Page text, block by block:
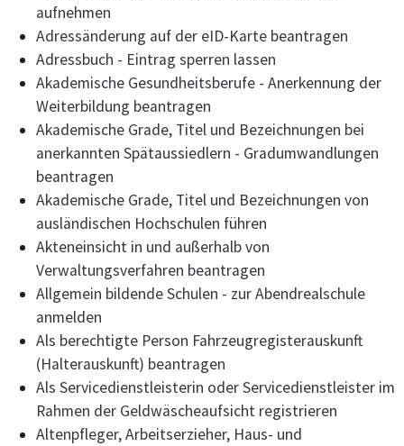
aufnehmen
Adressänderung auf der eID-Karte beantragen
Adressbuch - Eintrag sperren lassen
Akademische Gesundheitsberufe - Anerkennung der
Weiterbildung beantragen
Akademische Grade, Titel und Bezeichnungen bei
anerkannten Spätaussiedlern - Gradumwandlungen
beantragen
Akademische Grade, Titel und Bezeichnungen von
ausländischen Hochschulen führen
Akteneinsicht in und außerhalb von
Verwaltungsverfahren beantragen
Allgemein bildende Schulen - zur Abendrealschule
anmelden
Als berechtigte Person Fahrzeugregisterauskunft
(Halterauskunft) beantragen
Als Servicedienstleisterin oder Servicedienstleister im
Rahmen der Geldwäscheaufsicht registrieren
Altenpfleger, Arbeitserzieher, Haus- und